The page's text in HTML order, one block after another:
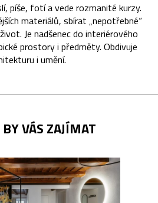
píše, fotí a vede rozmanité kurzy.
materiálů, sbírat „nepotřebné“
Je nadšenec do interiérového
prostory i předměty. Obdivuje
i umění.
VÁS ZAJÍMAT